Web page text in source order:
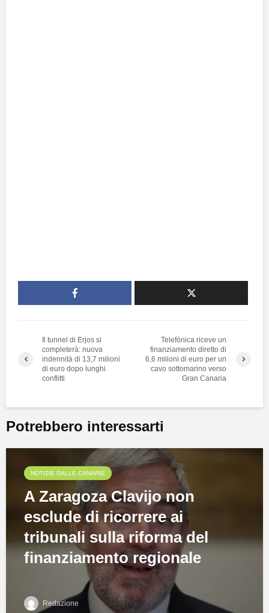
Il tunnel di Erjos si
completerà: nuova
indennità di 13,7 milioni
di euro dopo lunghi
conflitti
Telefónica riceve un
finanziamento diretto di
6,6 milioni di euro per un
cavo sottomarino verso
Gran Canaria
Potrebbero interessarti
NOTIZIE DALLE CANARIE
A Zaragoza Clavijo non
esclude di ricorrere ai
tribunali sulla riforma del
finanziamento regionale
Redazione